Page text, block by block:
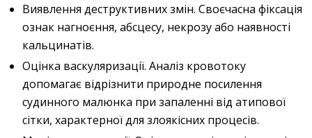
Виявлення деструктивних змін. Своєчасна фіксація
ознак нагноєння, абсцесу, некрозу або наявності
кальцинатів.
Оцінка васкуляризації. Аналіз кровотоку
допомагає відрізнити природне посилення
судинного малюнка при запаленні від атипової
сітки, характерної для злоякісних процесів.